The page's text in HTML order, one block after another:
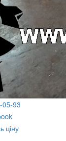
05-93
ціну